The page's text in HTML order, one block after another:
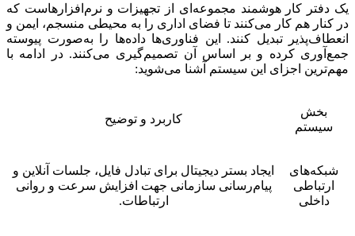
یک دفتر کار هوشمند مجموعه‌ای از تجهیزات و نرم‌افزارهاست که
در کنار هم کار می‌کنند تا فضای اداری را به محیطی منسجم، ایمن و
انعطاف‌پذیر تبدیل کنند. این فناوری‌ها داده‌ها را به‌صورت پیوسته
جمع‌آوری کرده و بر اساس آن تصمیم‌گیری می‌کنند. در ادامه با
مهم‌ترین اجزای این سیستم آشنا می‌شوید:
بخش
سیستم
کاربرد و توضیح
شبکه‌های
ارتباطی
داخلی
ایجاد بستر دیجیتال برای تبادل فایل، جلسات آنلاین و
پیام‌رسانی سازمانی جهت افزایش سرعت و روانی
ارتباطات.